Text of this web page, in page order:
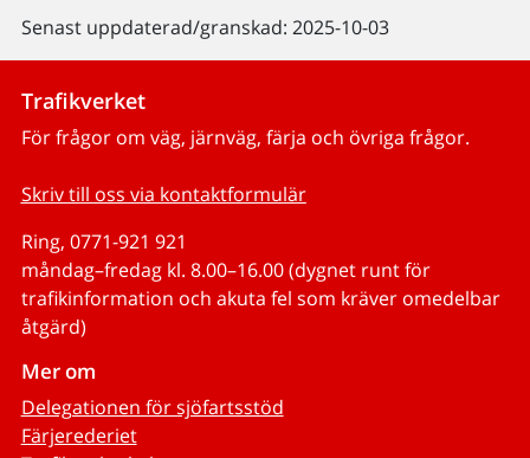
Senast uppdaterad/granskad: 2025-10-03
Trafikverket
För frågor om väg, järnväg, färja och övriga frågor.
Skriv till oss via kontaktformulär
Ring, 0771-921 921
måndag–fredag kl. 8.00–16.00 (dygnet runt för
trafikinformation och akuta fel som kräver omedelbar
åtgärd)
Mer om
Delegationen för sjöfartsstöd
Färjerederiet